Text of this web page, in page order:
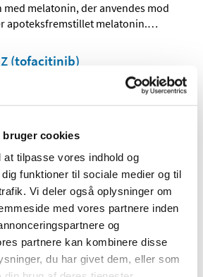
bruger cookies
tilpasse vores indhold og
funktioner til sociale medier og til
Vi deler også oplysninger om
med vores partnere inden
og
partnere kan kombinere disse
du har givet dem, eller som
med melatonin, der anvendes mod
apoteksfremstillet melatonin.…
(tofacitinib)
tromboemboli og øget risiko for
sig på en hurtig
mod coronavirus
verden over støtter forskere og
at udvikle en vaccine mod
(amiodaron) injektionsvæske